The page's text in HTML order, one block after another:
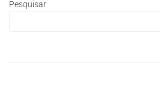
Pesquisar